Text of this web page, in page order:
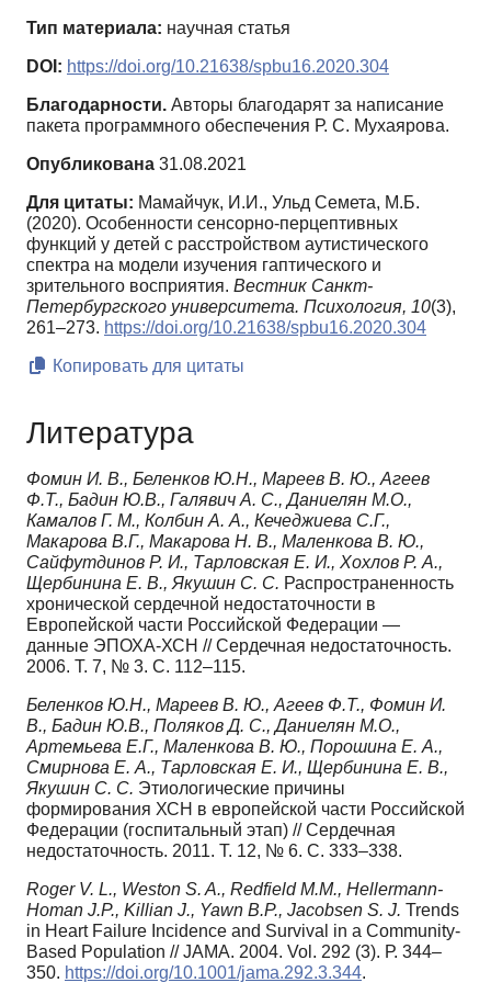
Тип материала: научная статья
DOI: https://doi.org/10.21638/spbu16.2020.304
Благодарности. Авторы благодарят за написание
пакета программного обеспечения Р. С. Мухаярова.
Опубликована 31.08.2021
Для цитаты: Мамайчук, И.И., Ульд Семета, М.Б.
(2020). Особенности сенсорно-перцептивных
функций у детей с расстройством аутистического
спектра на модели изучения гаптического и
зрительного восприятия. Вестник Санкт-
Петербургского университета. Психология, 10(3),
261–273. https://doi.org/10.21638/spbu16.2020.304
Копировать для цитаты
Литература
Фомин И. В., Беленков Ю.Н., Мареев В. Ю., Агеев
Ф.Т., Бадин Ю.В., Галявич А. С., Даниелян М.О.,
Камалов Г. М., Колбин А. А., Кечеджиева С.Г.,
Макарова В.Г., Макарова Н. В., Маленкова В. Ю.,
Сайфутдинов Р. И., Тарловская Е. И., Хохлов Р. А.,
Щербинина Е. В., Якушин С. С. Распространенность
хронической сердечной недостаточности в
Европейской части Российской Федерации —
данные ЭПОХА-ХСН // Сердечная недостаточность.
2006. Т. 7, № 3. С. 112–115.
Беленков Ю.Н., Мареев В. Ю., Агеев Ф.Т., Фомин И.
В., Бадин Ю.В., Поляков Д. С., Даниелян М.О.,
Артемьева Е.Г., Маленкова В. Ю., Порошина Е. А.,
Смирнова Е. А., Тарловская Е. И., Щербинина Е. В.,
Якушин С. С. Этиологические причины
формирования ХСН в европейской части Российской
Федерации (госпитальный этап) // Сердечная
недостаточность. 2011. Т. 12, № 6. С. 333–338.
Roger V. L., Weston S. A., Redfield M.M., Hellermann-
Homan J.P., Killian J., Yawn B.P., Jacobsen S. J. Trends
in Heart Failure Incidence and Survival in a Community-
Based Population // JAMA. 2004. Vol. 292 (3). Р. 344–
350. https://doi.org/10.1001/jama.292.3.344.